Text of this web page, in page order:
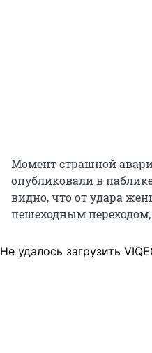
Момент страшной
опубликовали в
видно, что от удара
пешеходным переходом,
Не удалось загрузить